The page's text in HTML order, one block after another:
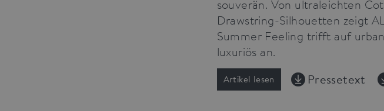
souverän. Von ultraleichten
Drawstring-Silhouetten zeigt
Summer Feeling trifft auf
luxuriös an.
Artikel lesen Pressetext